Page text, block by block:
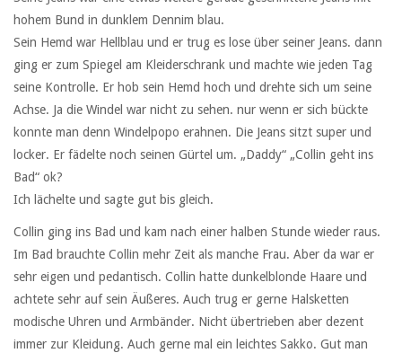
hohem Bund in dunklem Dennim blau.
Sein Hemd war Hellblau und er trug es lose über seiner Jeans. dann
ging er zum Spiegel am Kleiderschrank und machte wie jeden Tag
seine Kontrolle. Er hob sein Hemd hoch und drehte sich um seine
Achse. Ja die Windel war nicht zu sehen. nur wenn er sich bückte
konnte man denn Windelpopo erahnen. Die Jeans sitzt super und
locker. Er fädelte noch seinen Gürtel um. „Daddy“ „Collin geht ins
Bad“ ok?
Ich lächelte und sagte gut bis gleich.
Collin ging ins Bad und kam nach einer halben Stunde wieder raus.
Im Bad brauchte Collin mehr Zeit als manche Frau. Aber da war er
sehr eigen und pedantisch. Collin hatte dunkelblonde Haare und
achtete sehr auf sein Äußeres. Auch trug er gerne Halsketten
modische Uhren und Armbänder. Nicht übertrieben aber dezent
immer zur Kleidung. Auch gerne mal ein leichtes Sakko. Gut man